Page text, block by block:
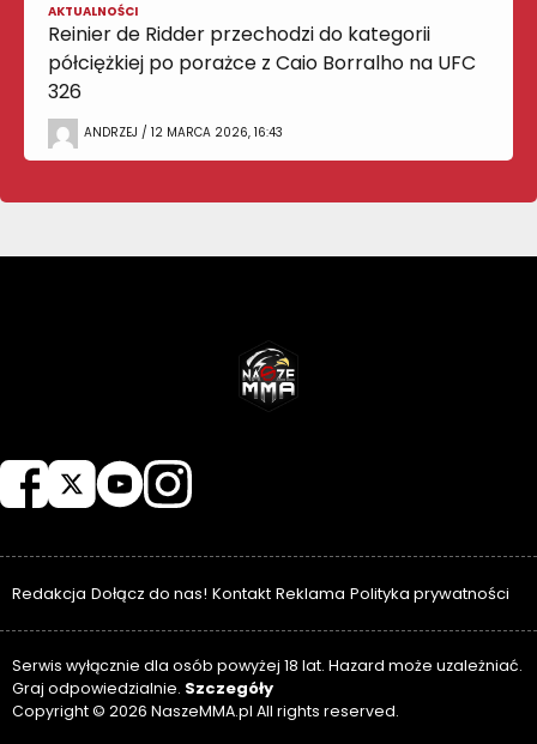
AKTUALNOŚCI
Reinier de Ridder przechodzi do kategorii
półciężkiej po porażce z Caio Borralho na UFC
326
ANDRZEJ / 12 MARCA 2026, 16:43
Redakcja Dołącz do nas! Kontakt Reklama Polityka prywatności
Serwis wyłącznie dla osób powyżej 18 lat. Hazard może uzależniać.
Graj odpowiedzialnie. Szczegóły
Copyright © 2026 NaszeMMA.pl All rights reserved.